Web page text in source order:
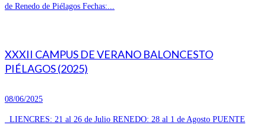
de Renedo de Piélagos Fechas:...
XXXII CAMPUS DE VERANO BALONCESTO
PIÉLAGOS (2025)
08/06/2025
LIENCRES: 21 al 26 de Julio RENEDO: 28 al 1 de Agosto PUENTE